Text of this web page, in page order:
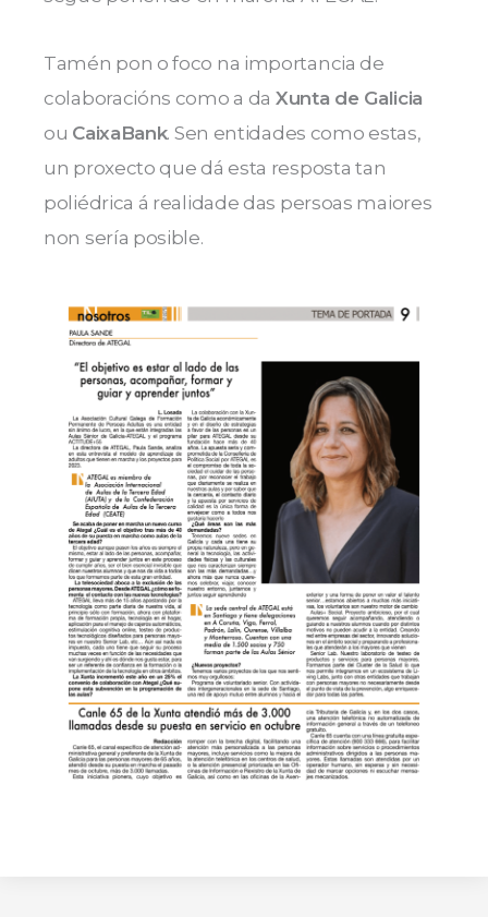
Tamén pon o foco na importancia de
colaboracións como a da Xunta de Galicia
ou CaixaBank. Sen entidades como estas,
un proxecto que dá esta resposta tan
poliédrica á realidade das persoas maiores
non sería posible.